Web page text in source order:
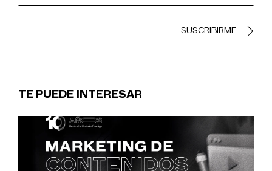
TE PUEDE INTERESAR